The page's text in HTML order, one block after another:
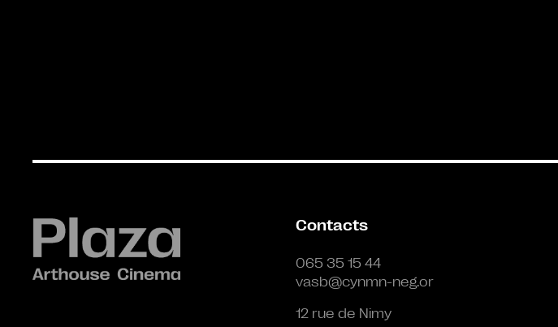
Contacts
065 35 15 44
vasb@cynmn-neg.or
12 rue de Nimy